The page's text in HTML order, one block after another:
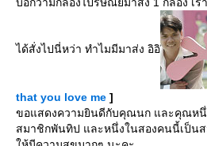
ได้สั่งไปนี่หว่า ทำไมมีมาส่ง อิอิ
that you love me ]
ขอแสดงความยินดีกับคุณนก และคุณหนึ่
สมาชิกพันทิป และหนึ่งในสองคนนี้เป็น